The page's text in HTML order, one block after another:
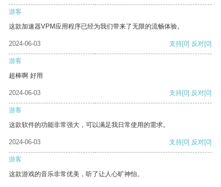
游客
这款加速器VPM应用程序已经为我们带来了无限的流畅体验。
2024-06-03 支持[0] 反对[0]
游客
超棒啊 好用
2024-06-03 支持[0] 反对[0]
游客
这款软件的功能非常强大，可以满足我日常使用的需求。
2024-06-03 支持[0] 反对[0]
游客
这款游戏的音乐非常优美，听了让人心旷神怡。